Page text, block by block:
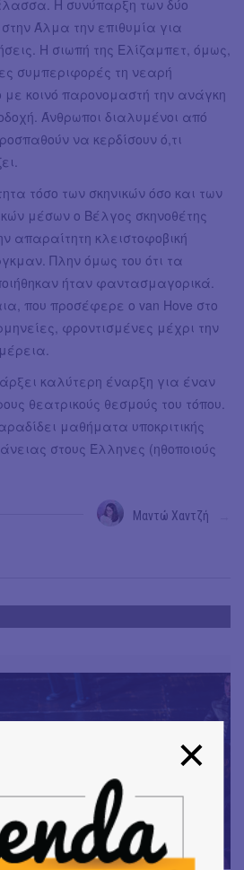
Η συνύπαρξη των δύο
Άλμα την επιθυμία για
Η σιωπή της Ελίζαμπετ, όμως,
συμπεριφορές τη νεαρή
με κοινό παρονομαστή την ανάγκη
Άνθρωποι διαλυμένοι από
να κερδίσουν ό,τι
τόσο των σκηνικών όσο και των
μέσων ο Βέλγος σκηνοθέτης
απαραίτητη κλειστοφοβική
Πλην όμως του ότι τα
ήταν φαντασμαγορικά.
που προσέφερε ο van Hove στο
φροντισμένες μέχρι την
καλύτερη έναρξη για έναν
θεατρικούς θεσμούς του τόπου.
μαθήματα υποκριτικής
στους Έλληνες (ηθοποιούς
Μαντώ Χαντζή